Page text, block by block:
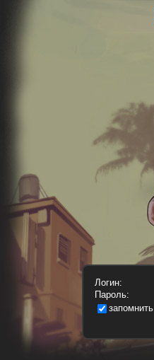
Логин:
Пароль:
запомнить